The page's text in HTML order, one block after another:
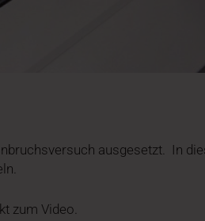
ausgesetzt. In
zum Video.